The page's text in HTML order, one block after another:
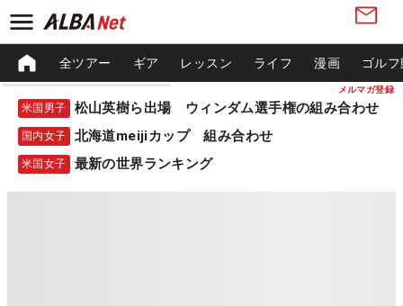
メルマガ登録
全ツアー ギア レッスン ライフ 漫画 ゴル
米国男子 松山英樹ら出場 ウィンダム選手権の組み合わせ
国内女子 北海道meijiカップ 組み合わせ
米国女子 最新の世界ランキング